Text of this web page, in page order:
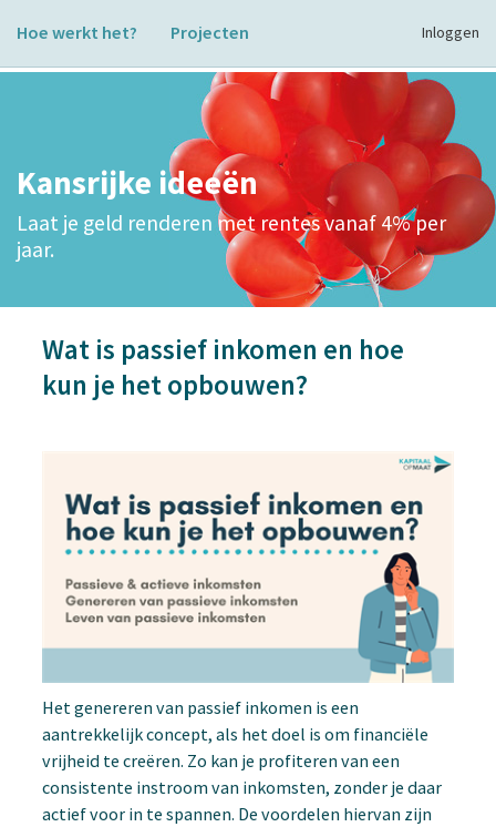
Hoe werkt het? Projecten Inloggen
Kansrijke ideeën
Laat je geld renderen met rentes vanaf 4% per
jaar.
Wat is passief inkomen en hoe
kun je het opbouwen?
Het genereren van passief inkomen is een
aantrekkelijk concept, als het doel is om financiële
vrijheid te creëren. Zo kan je profiteren van een
consistente instroom van inkomsten, zonder je daar
actief voor in te spannen. De voordelen hiervan zijn